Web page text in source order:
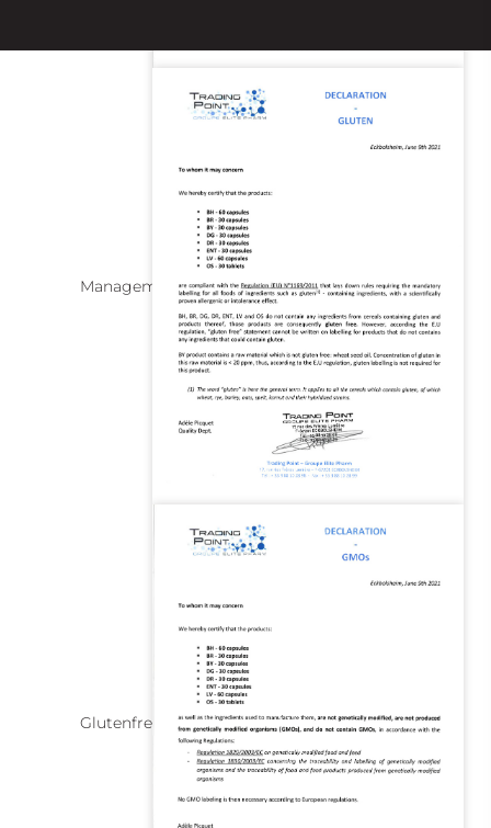
Managementsystem ISO 9001:2008
Glutenfreie Lebensmitteldokumentation